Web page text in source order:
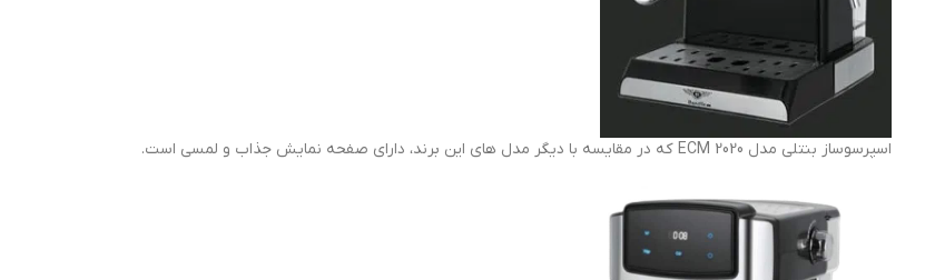
اسپرسوساز بنتلی مدل ECM 2020 که در مقایسه با دیگر مدل های این برند، دارای صفحه نمایش جذاب و لمسی است.